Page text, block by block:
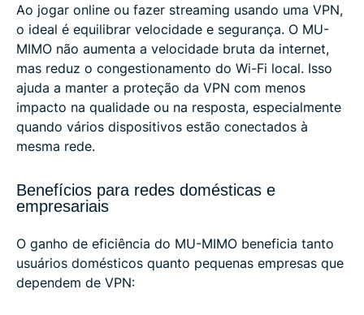
Ao jogar online ou fazer streaming usando uma VPN,
o ideal é equilibrar velocidade e segurança. O MU-
MIMO não aumenta a velocidade bruta da internet,
mas reduz o congestionamento do Wi-Fi local. Isso
ajuda a manter a proteção da VPN com menos
impacto na qualidade ou na resposta, especialmente
quando vários dispositivos estão conectados à
mesma rede.
Benefícios para redes domésticas e
empresariais
O ganho de eficiência do MU-MIMO beneficia tanto
usuários domésticos quanto pequenas empresas que
dependem de VPN: